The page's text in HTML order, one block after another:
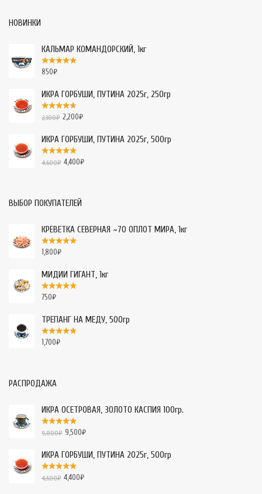
НОВИНКИ
КАЛЬМАР КОМАНДОРСКИЙ, 1кг
850₽
ИКРА ГОРБУШИ, ПУТИНА 2025г, 250гр
2,300₽ 2,200₽
ИКРА ГОРБУШИ, ПУТИНА 2025г, 500гр
4,600₽ 4,400₽
ВЫБОР ПОКУПАТЕЛЕЙ
КРЕВЕТКА СЕВЕРНАЯ ~70 ОПЛОТ МИРА, 1кг
1,800₽
МИДИИ ГИГАНТ, 1кг
750₽
ТРЕПАНГ НА МЕДУ, 500гр
1,700₽
РАСПРОДАЖА
ИКРА ОСЕТРОВАЯ, ЗОЛОТО КАСПИЯ 100гр.
9,800₽ 9,500₽
ИКРА ГОРБУШИ, ПУТИНА 2025г, 500гр
4,600₽ 4,400₽